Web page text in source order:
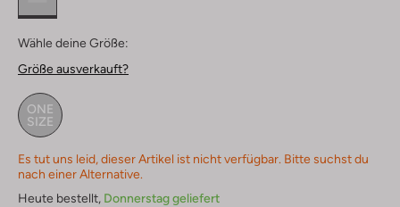
Wähle deine Größe:
Größe ausverkauft?
ONE
SIZE
Es tut uns leid, dieser Artikel ist nicht verfügbar. Bitte suchst du
nach einer Alternative.
Heute bestellt, Donnerstag geliefert